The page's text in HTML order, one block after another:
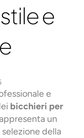
e
e
bicchieri per
un
della